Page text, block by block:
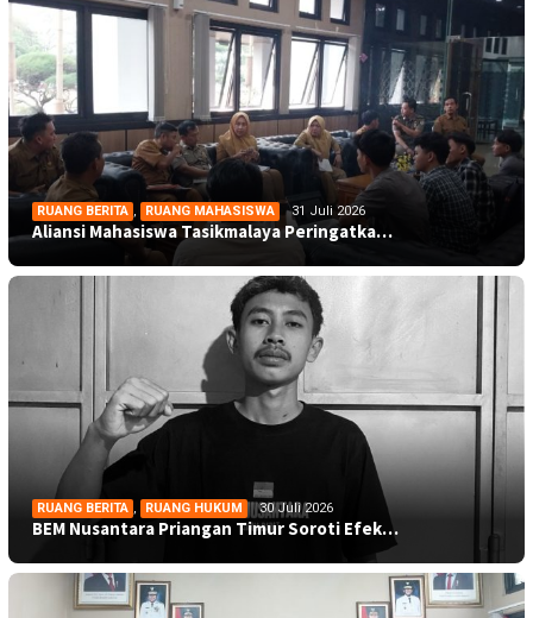
RUANG BERITA , RUANG MAHASISWA 31 Juli 2026
Aliansi Mahasiswa Tasikmalaya Peringatka…
RUANG BERITA , RUANG HUKUM 30 Juli 2026
BEM Nusantara Priangan Timur Soroti Efek…